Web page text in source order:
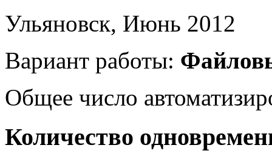
Ульяновск, Июнь 2012
Вариант работы:
Общее число
Количество